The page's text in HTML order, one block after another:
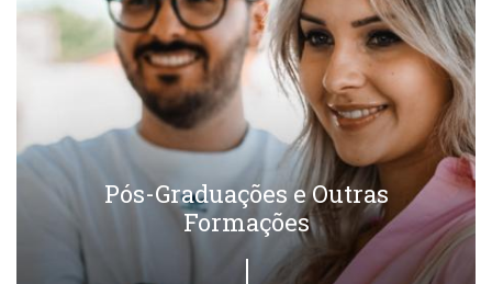
Pós-Graduações e Outras
Formações